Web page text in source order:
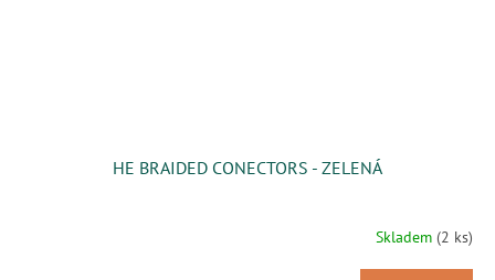
HE BRAIDED CONECTORS - ZELENÁ
Skladem (2 ks)